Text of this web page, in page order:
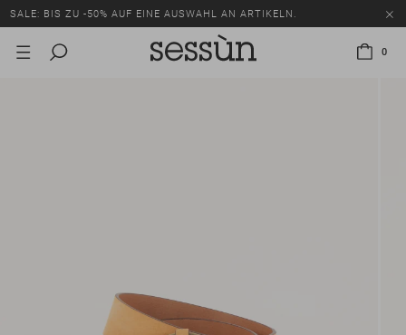
SALE: BIS ZU -50% AUF EINE AUSWAHL AN ARTIKELN.
0